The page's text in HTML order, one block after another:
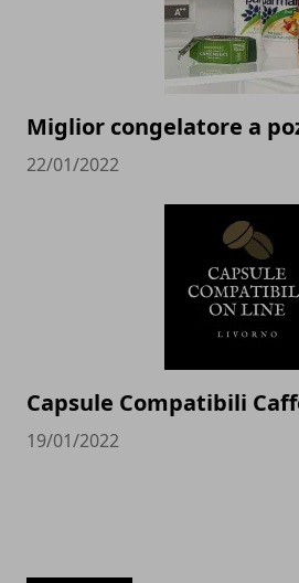
Miglior congelatore a
22/01/2022
Capsule Compatibili
19/01/2022